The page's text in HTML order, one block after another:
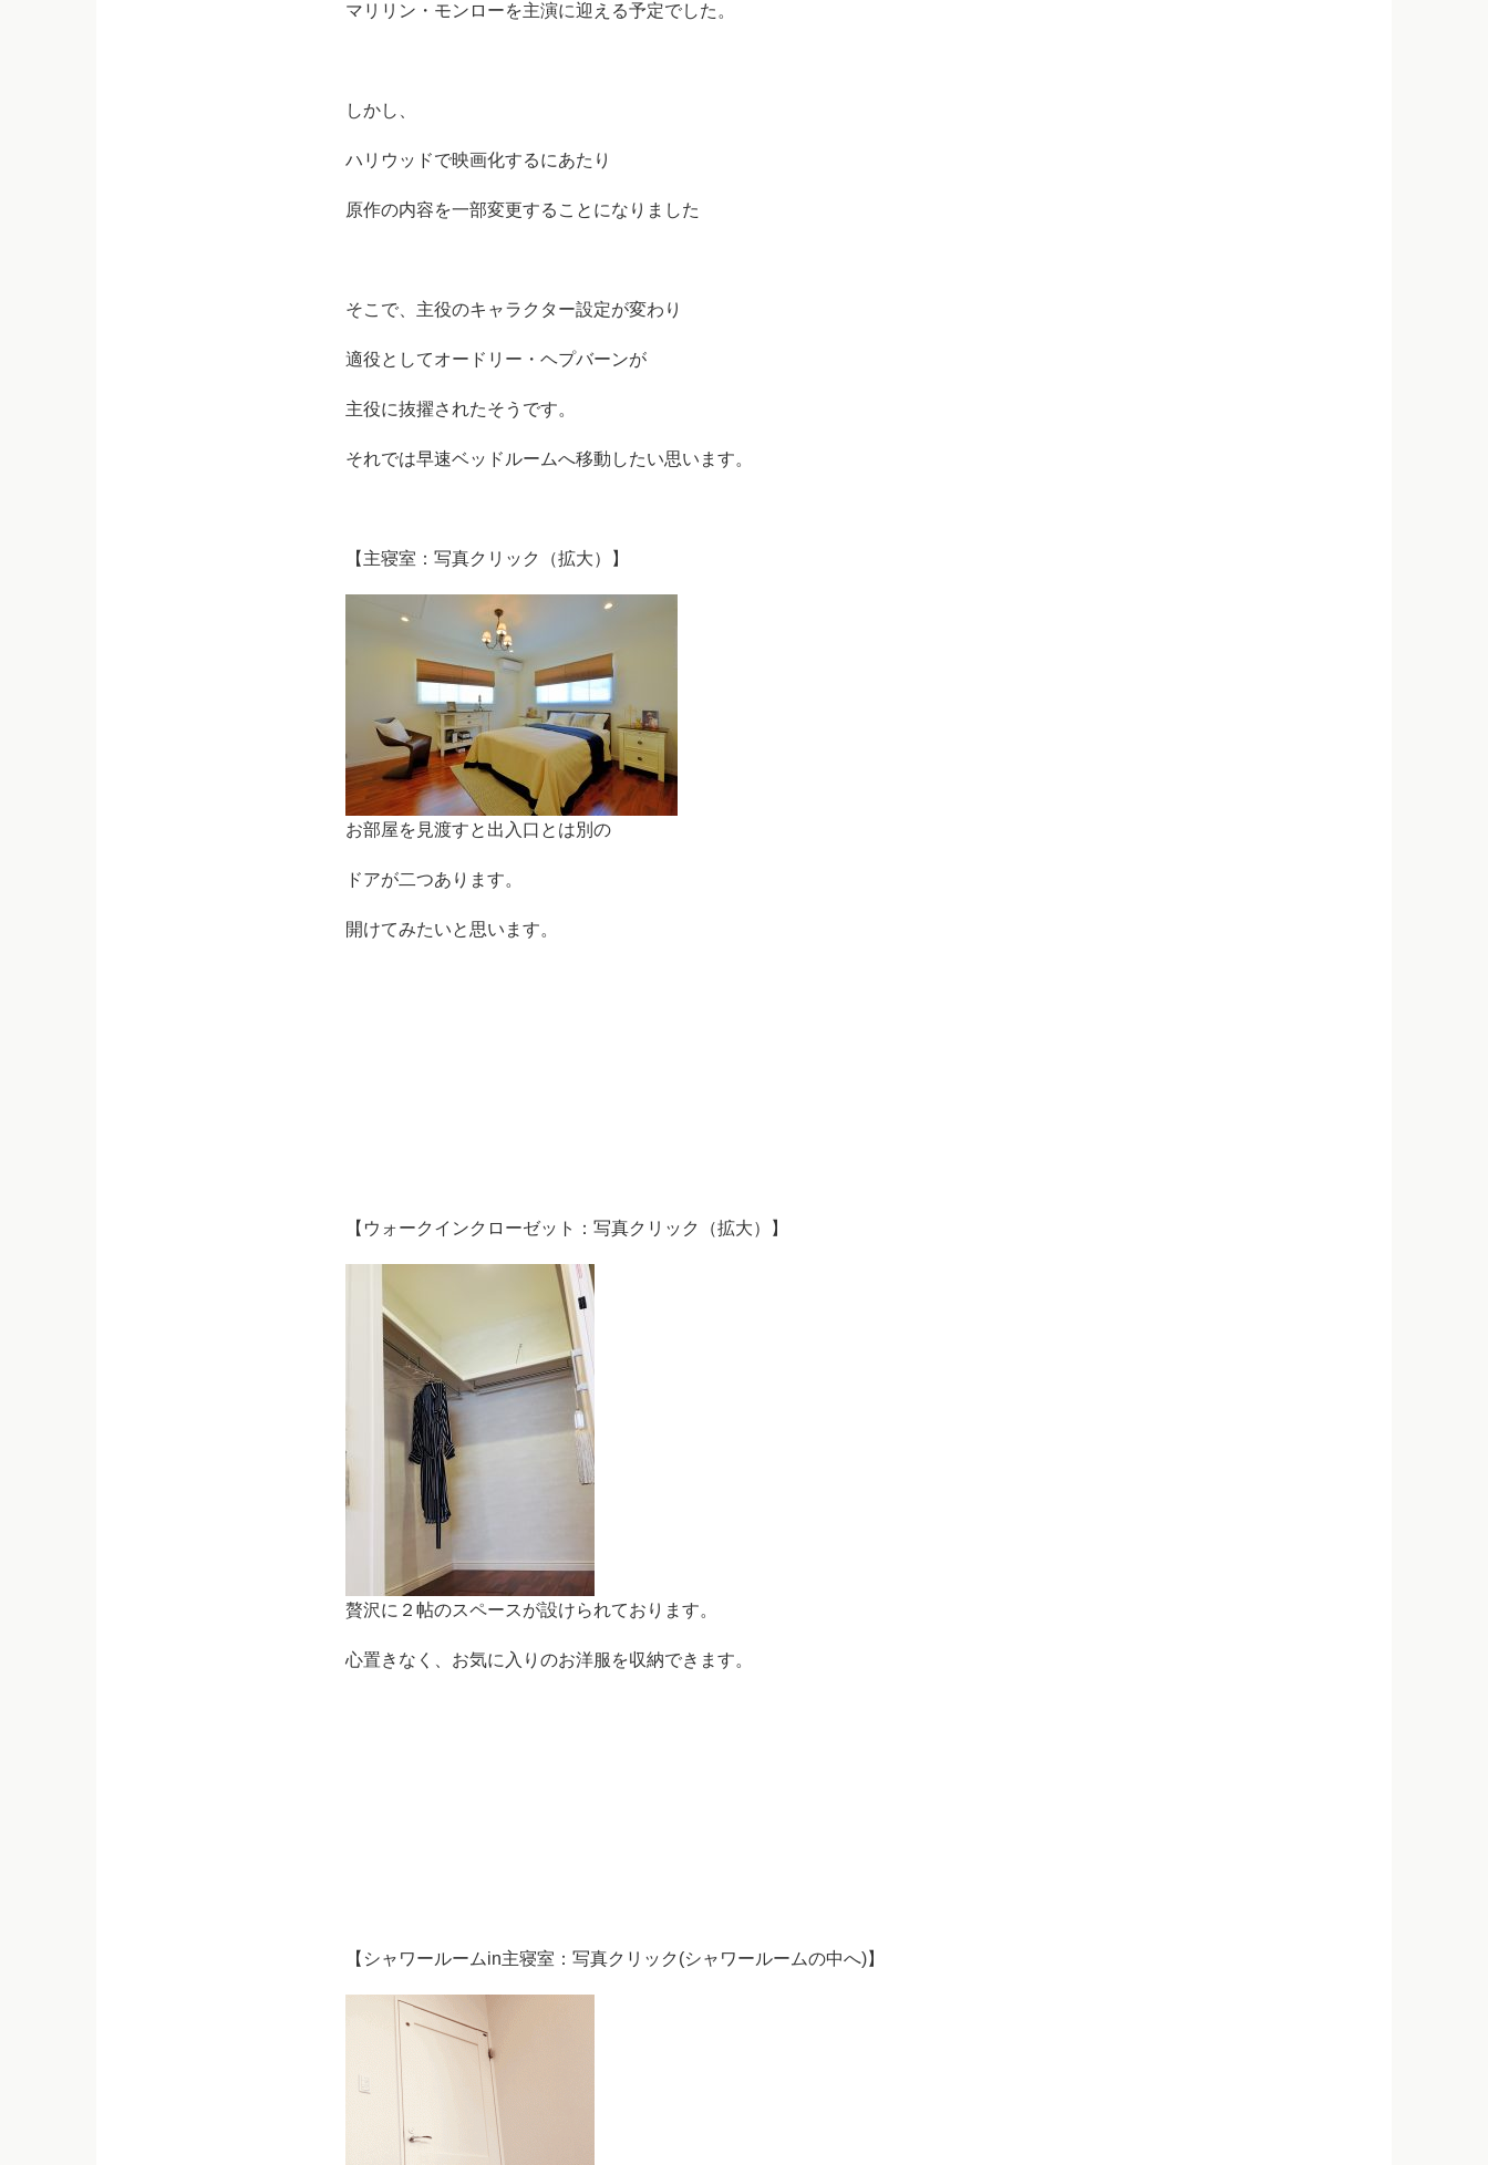
マリリン・モンローを主演に迎える予定でした。
しかし、
ハリウッドで映画化するにあたり
原作の内容を一部変更することになりました
そこで、主役のキャラクター設定が変わり
適役としてオードリー・ヘプバーンが
主役に抜擢されたそうです。
それでは早速ベッドルームへ移動したい思います。
【主寝室：写真クリック（拡大）】
お部屋を見渡すと出入口とは別の
ドアが二つあります。
開けてみたいと思います。
【ウォークインクローゼット：写真クリック（拡大）】
贅沢に２帖のスペースが設けられております。
心置きなく、お気に入りのお洋服を収納できます。
【シャワールームin主寝室：写真クリック(シャワールームの中へ)】